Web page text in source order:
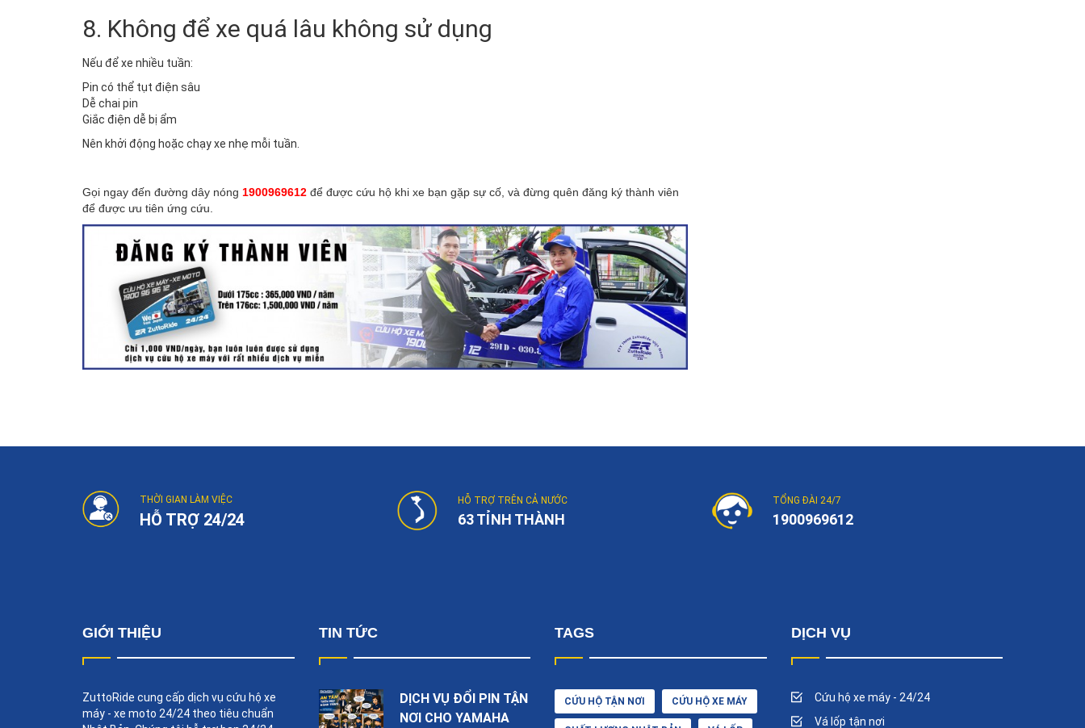
8. Không để xe quá lâu không sử dụng
Nếu để xe nhiều tuần:
Pin có thể tụt điện sâu
Dễ chai pin
Giắc điện dễ bị ẩm
Nên khởi động hoặc chạy xe nhẹ mỗi tuần.
Gọi ngay đến đường dây nóng 1900969612 để được cứu hộ khi xe bạn gặp sự cố, và đừng quên đăng ký thành viên
để được ưu tiên ứng cứu.
navigation
THỜI GIAN LÀM VIỆC
HỖ TRỢ 24/24
HỖ TRỢ TRÊN CẢ NƯỚC
63 TỈNH THÀNH
TỔNG ĐÀI 24/7
1900969612
GIỚI THIỆU
ZuttoRide cung cấp dịch vụ cứu hộ xe
máy - xe moto 24/24 theo tiêu chuẩn
TIN TỨC
DỊCH VỤ ĐỔI PIN TẬN
NƠI CHO YAMAHA
TAGS
CỨU HỘ TẬN NƠI CỨU HỘ XE MÁY
DỊCH VỤ
Cứu hộ xe máy - 24/24
Vá lốp tận nơi